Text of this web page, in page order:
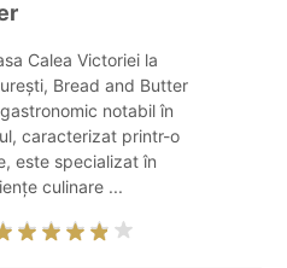
Calea Victoriei la
Bread and Butter
notabil în
caracterizat printr-o
este specializat în
culinare ...